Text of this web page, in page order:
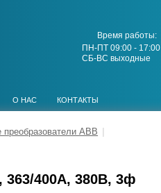
Время работы:
ПН-ПТ 09:00 - 17:00
СБ-ВС выходные
О НАС КОНТАКТЫ
преобразователи ABB
363/400А, 380В, 3ф